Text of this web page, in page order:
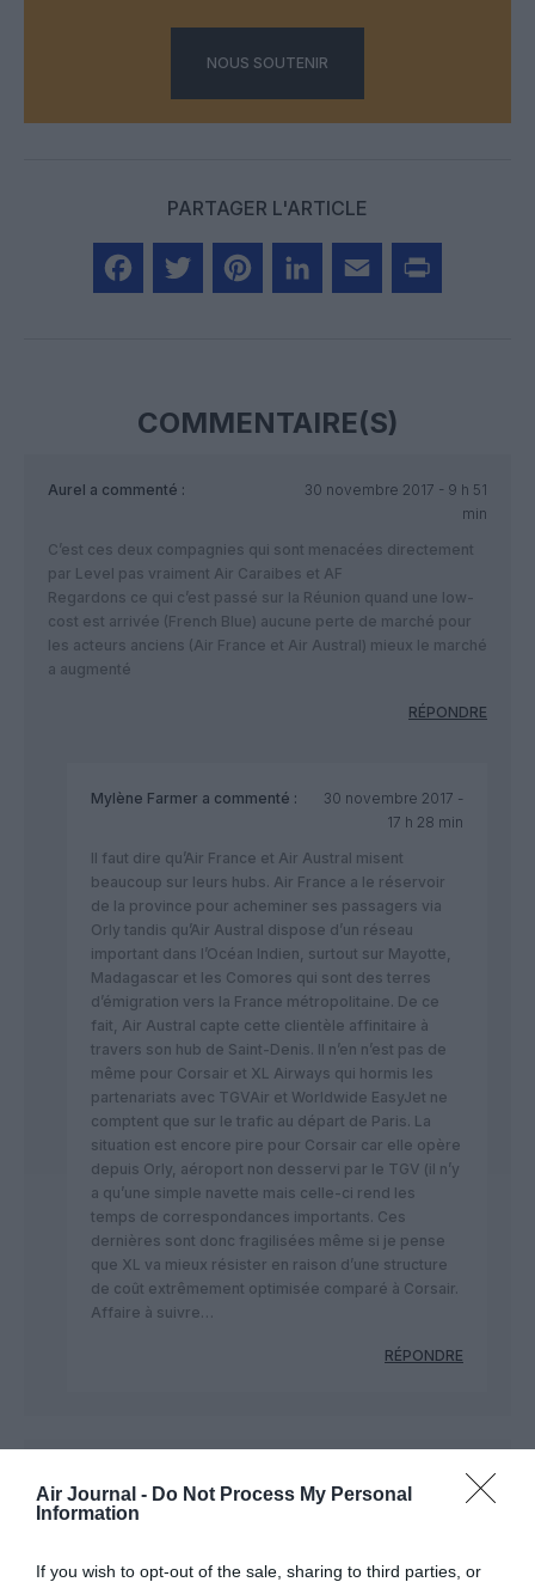
Air Journal - Do Not Process My Personal
Information
If you wish to opt-out of the sale, sharing to third parties, or
NOUS SOUTENIR
PARTAGER L'ARTICLE
COMMENTAIRE(S)
Aurel a commenté :
30 novembre 2017 - 9 h 51
min
C’est ces deux compagnies qui sont menacées directement
par Level pas vraiment Air Caraibes et AF
Regardons ce qui c’est passé sur la Réunion quand une low-
cost est arrivée (French Blue) aucune perte de marché pour
les acteurs anciens (Air France et Air Austral) mieux le marché
a augmenté
RÉPONDRE
Mylène Farmer a commenté :
30 novembre 2017 -
17 h 28 min
Il faut dire qu’Air France et Air Austral misent
beaucoup sur leurs hubs. Air France a le réservoir
de la province pour acheminer ses passagers via
Orly tandis qu’Air Austral dispose d’un réseau
important dans l’Océan Indien, surtout sur Mayotte,
Madagascar et les Comores qui sont des terres
d’émigration vers la France métropolitaine. De ce
fait, Air Austral capte cette clientèle affinitaire à
travers son hub de Saint-Denis. Il n’en n’est pas de
même pour Corsair et XL Airways qui hormis les
partenariats avec TGVAir et Worldwide EasyJet ne
comptent que sur le trafic au départ de Paris. La
situation est encore pire pour Corsair car elle opère
depuis Orly, aéroport non desservi par le TGV (il n’y
a qu’une simple navette mais celle-ci rend les
temps de correspondances importants. Ces
dernières sont donc fragilisées même si je pense
que XL va mieux résister en raison d’une structure
de coût extrêmement optimisée comparé à Corsair.
Affaire à suivre…
RÉPONDRE
30 novembre 2017 - 12 h
13 min